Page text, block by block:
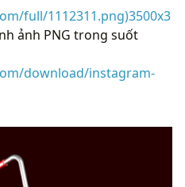
full/1112311.png)3500x3
ảnh PNG trong suốt
download/instagram-